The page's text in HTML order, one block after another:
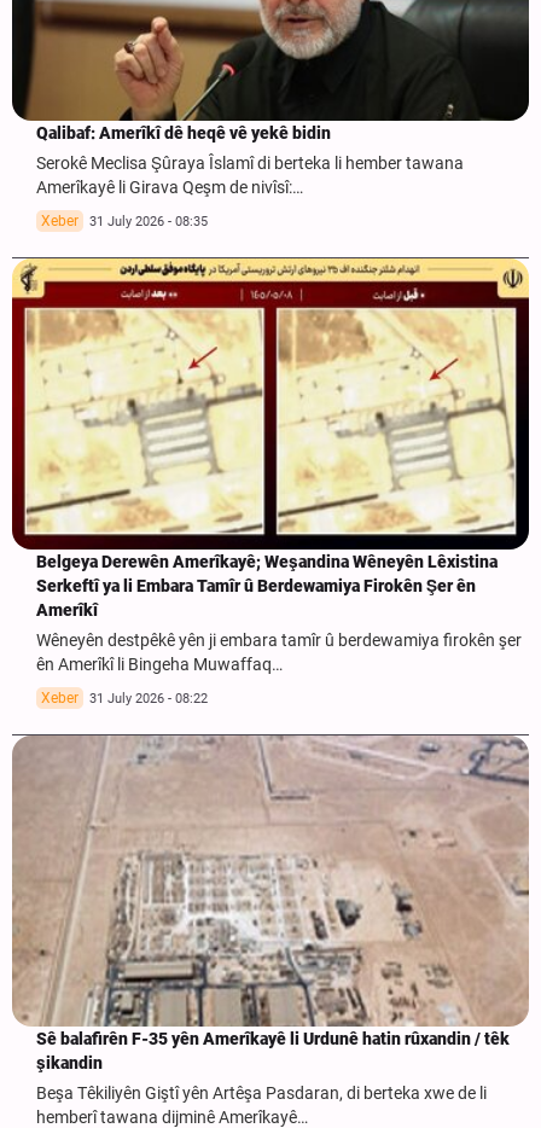
Qalibaf: Amerîkî dê heqê vê yekê bidin
Serokê Meclisa Şûraya Îslamî di berteka li hember tawana
Amerîkayê li Girava Qeşm de nivîsî:…
Xeber 31 July 2026 - 08:35
Belgeya Derewên Amerîkayê; Weşandina Wêneyên Lêxistina
Serkeftî ya li Embara Tamîr û Berdewamiya Firokên Şer ên
Amerîkî
Wêneyên destpêkê yên ji embara tamîr û berdewamiya firokên şer
ên Amerîkî li Bingeha Muwaffaq…
Xeber 31 July 2026 - 08:22
Sê balafirên F-35 yên Amerîkayê li Urdunê hatin rûxandin / têk
şikandin
Beşa Têkiliyên Giştî yên Artêşa Pasdaran, di berteka xwe de li
hemberî tawana dijminê Amerîkayê…